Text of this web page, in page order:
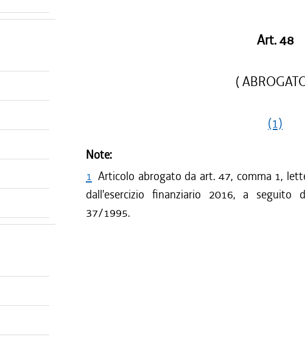
Art. 48
(
(1)
Note:
1 Articolo abrogato da art. 47, comma 1,
dall'esercizio finanziario 2016, a seguito
37/1995.